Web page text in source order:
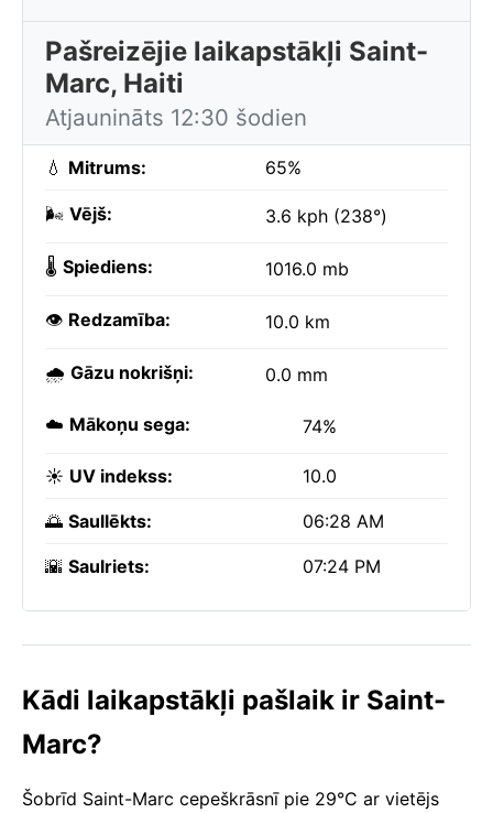
Pašreizējie laikapstākļi Saint-
Marc, Haiti
Atjaunināts 12:30 šodien
💧 Mitrums: 65%
🌬️ Vējš: 3.6 kph (238°)
🌡️ Spiediens: 1016.0 mb
👁️ Redzamība: 10.0 km
🌧️ Gāzu nokrišņi: 0.0 mm
☁️ Mākoņu sega: 74%
☀️ UV indekss: 10.0
🌅 Saullēkts: 06:28 AM
🌇 Saulriets: 07:24 PM
Kādi laikapstākļi pašlaik ir Saint-
Marc?
Šobrīd Saint-Marc cepeškrāsnī pie 29°C ar vietējs